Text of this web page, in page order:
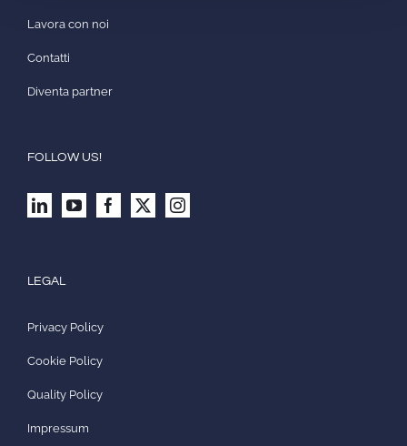
Lavora con noi
Contatti
Diventa partner
FOLLOW US!
LEGAL
Privacy Policy
Cookie Policy
Quality Policy
Impressum